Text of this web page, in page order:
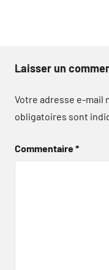
Laisser un
Votre adresse e-mail
obligatoires sont
Commentaire*